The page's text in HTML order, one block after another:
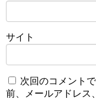
サイト
次回のコメント
前、メールアドレス